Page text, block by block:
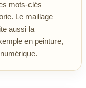
mots-clés
Le maillage
aussi la
en peinture,